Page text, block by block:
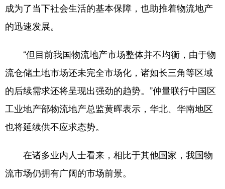
成为了当下社会生活的基本保障，也助推着物流地产
的迅速发展。
“但目前我国物流地产市场整体并不均衡，由于物
流仓储土地市场还未完全市场化，诸如长三角等区域
的后续需求还将呈现出强劲的趋势。”仲量联行中国区
工业地产部物流地产总监黄晖表示，华北、华南地区
也将延续供不应求态势。
在诸多业内人士看来，相比于其他国家，我国物
流市场仍拥有广阔的市场前景。